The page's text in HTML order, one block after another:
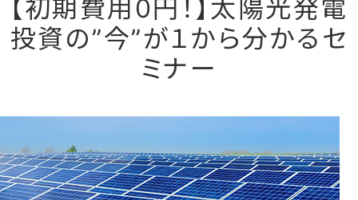
【初期費用0円！】太陽光発電
投資の”今”が１から分かるセ
ミナー